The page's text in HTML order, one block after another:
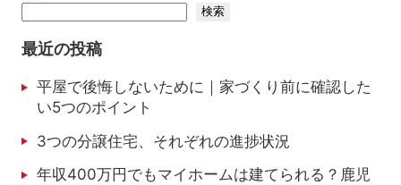
検索
最近の投稿
平屋で後悔しないために｜家づくり前に確認した
い5つのポイント
3つの分譲住宅、それぞれの進捗状況
年収400万円でもマイホームは建てられる？鹿児